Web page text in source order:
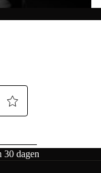
30 dagen